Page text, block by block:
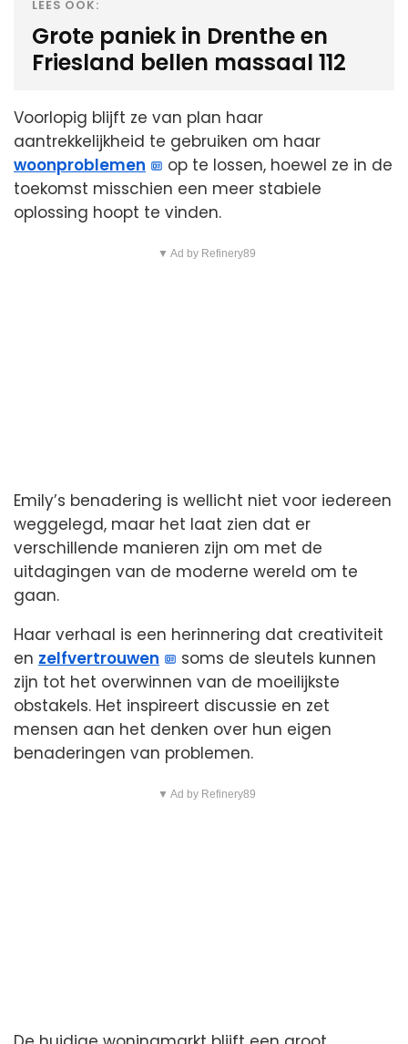
LEES OOK:
Grote paniek in Drenthe en
Friesland bellen massaal 112
Voorlopig blijft ze van plan haar
aantrekkelijkheid te gebruiken om haar
woonproblemen
op te lossen, hoewel ze in de
toekomst misschien een meer stabiele
oplossing hoopt te vinden.
▼ Ad by Refinery89
Emily’s benadering is wellicht niet voor iedereen
weggelegd, maar het laat zien dat er
verschillende manieren zijn om met de
uitdagingen van de moderne wereld om te
gaan.
Haar verhaal is een herinnering dat creativiteit
en zelfvertrouwen
soms de sleutels kunnen
zijn tot het overwinnen van de moeilijkste
obstakels. Het inspireert discussie en zet
mensen aan het denken over hun eigen
benaderingen van problemen.
▼ Ad by Refinery89